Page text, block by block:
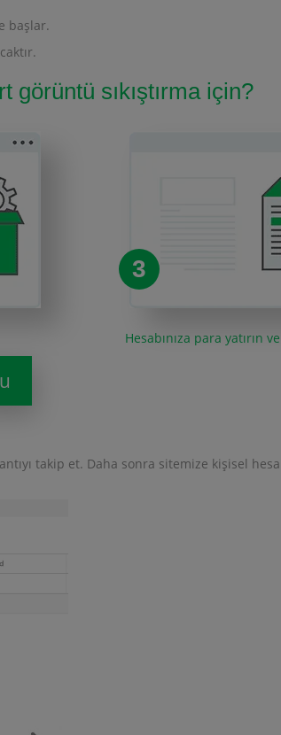
başlar.
sıkıştırma için?
3
Hesabınıza para yatırın
takip et. Daha sonra sitemize kişisel